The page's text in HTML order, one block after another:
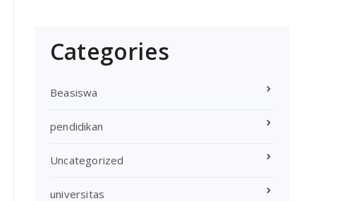
Categories
Beasiswa
pendidikan
Uncategorized
universitas